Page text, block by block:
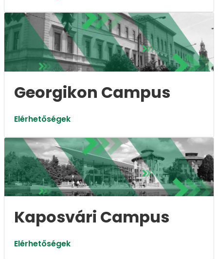
Georgikon Campus
Elérhetőségek
Kaposvári Campus
Elérhetőségek